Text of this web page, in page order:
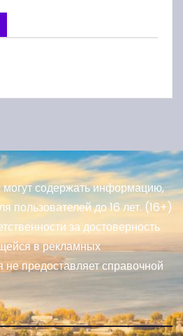
содержать информацию,
пользователей до 16 лет. (16+)
за достоверность
в рекламных
предоставляет справочной